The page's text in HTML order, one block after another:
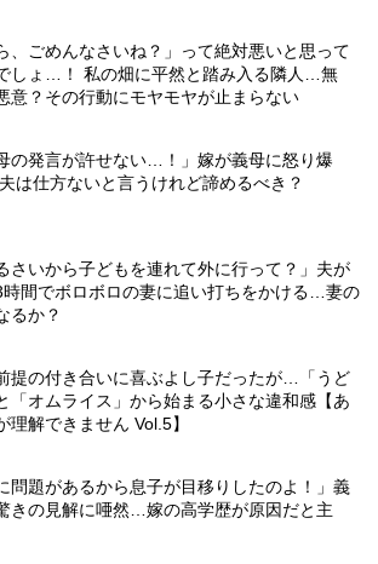
、ごめんなさいね？」って絶対悪いと思って
しょ…！ 私の畑に平然と踏み入る隣人…無
意？その行動にモヤモヤが止まらない
の発言が許せない…！」嫁が義母に怒り爆
は仕方ないと言うけれど諦めるべき？
さいから子どもを連れて外に行って？」夫が
時間でボロボロの妻に追い打ちをかける…妻の
るか？
提の付き合いに喜ぶよし子だったが…「うど
「オムライス」から始まる小さな違和感【あ
理解できません Vol.5】
問題があるから息子が目移りしたのよ！」義
きの見解に唖然…嫁の高学歴が原因だと主